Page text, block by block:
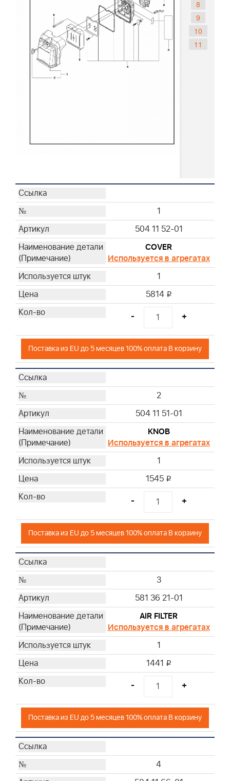
8
9
10
11
1
504 11 52-01
COVER
Используется в агрегатах
1
5814 i
- +
Поставка из EU до 5 месяцев 100% оплата В корзину
2
504 11 51-01
KNOB
Используется в агрегатах
1
1545 i
- +
Поставка из EU до 5 месяцев 100% оплата В корзину
3
581 36 21-01
AIR FILTER
Используется в агрегатах
1
1441 i
- +
Поставка из EU до 5 месяцев 100% оплата В корзину
4